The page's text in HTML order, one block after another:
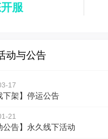
服
动与公告
17
下架】停运公告
21
公告】永久线下活动